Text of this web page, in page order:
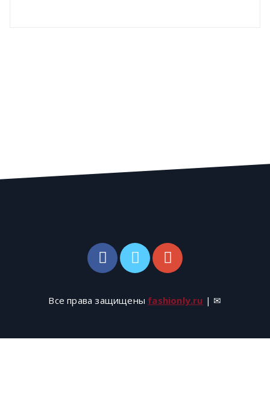
Все права защищены fashionly.ru | ✉